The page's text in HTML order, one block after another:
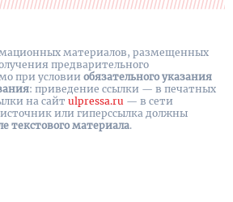
материалов, размещенных
предварительного
при условии обязательного указания
: приведение ссылки — в печатных
на cайт ulpressa.ru — в сети
или гиперссылка должны
текстового материала.